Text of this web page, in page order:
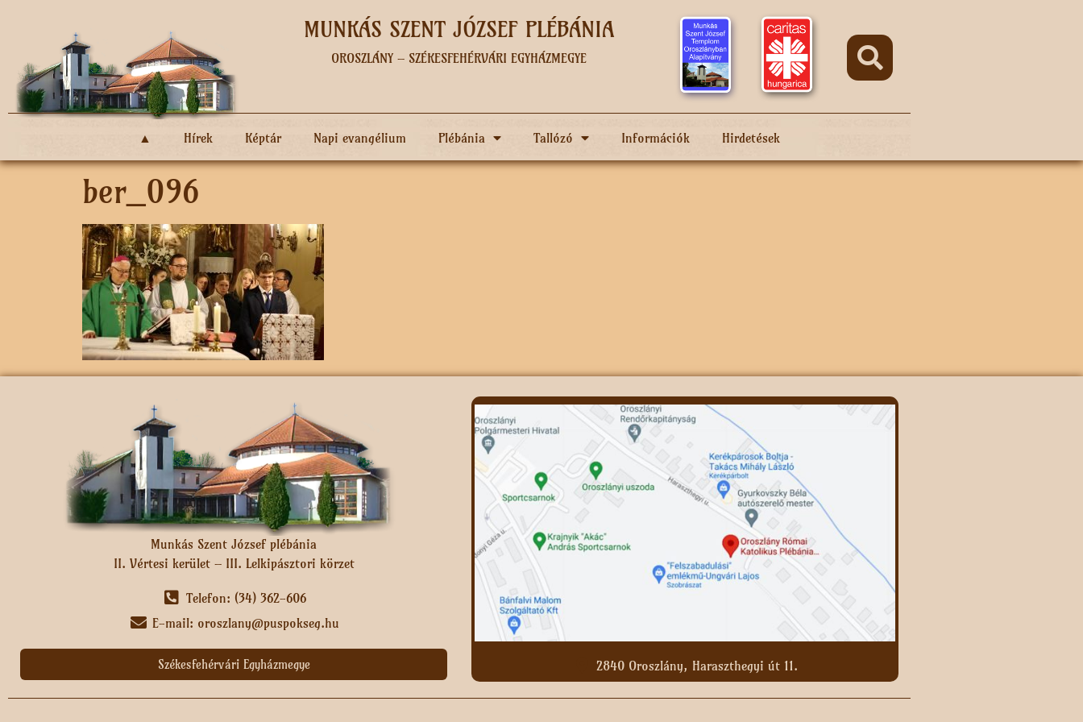
MUNKÁS SZENT JÓZSEF PLÉBÁNIA
OROSZLÁNY – SZÉKESFEHÉRVÁRI EGYHÁZMEGYE
▲ Hírek Képtár Napi evangélium Plébánia Tallózó Információk Hirdetések
ber_096
Munkás Szent József plébánia
II. Vértesi kerület – III. Lelkipásztori körzet
Telefon: (34) 362-606
E-mail: oroszlany@puspokseg.hu
Székesfehérvári Egyházmegye 2840 Oroszlány, Haraszthegyi út 11.